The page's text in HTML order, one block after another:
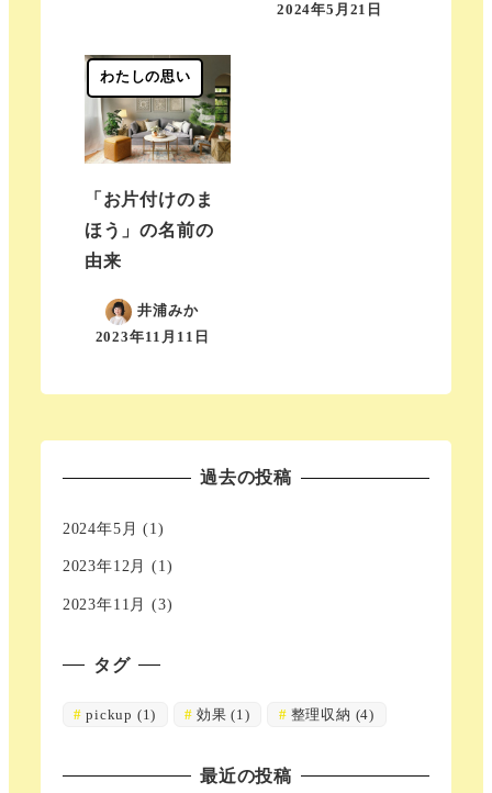
2024年5月21日
わたしの思い
「お片付けのま
ほう」の名前の
由来
井浦みか
2023年11月11日
過去の投稿
2024年5月 (1)
2023年12月 (1)
2023年11月 (3)
タグ
pickup (1) 効果 (1) 整理収納 (4)
最近の投稿